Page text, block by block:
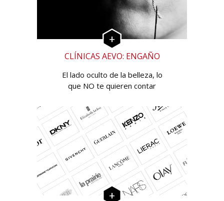
CLÍNICAS AEVO: ENGAÑO
El lado oculto de la belleza, lo
que NO te quieren contar